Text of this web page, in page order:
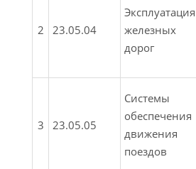
2 23.05.04
Эксплуатация
железных
дорог
3 23.05.05
Системы
обеспечения
движения
поездов